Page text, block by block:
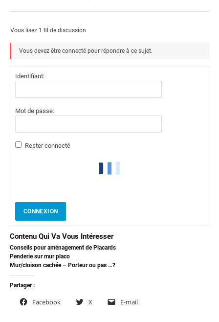
Vous lisez 1 fil de discussion
Vous devez être connecté pour répondre à ce sujet.
Identifiant:
Mot de passe:
Rester connecté
CONNEXION
Contenu Qui Va Vous Intéresser
Conseils pour aménagement de Placards
Penderie sur mur placo
Mur/cloison cachée – Porteur ou pas …?
Partager :
Facebook X E-mail